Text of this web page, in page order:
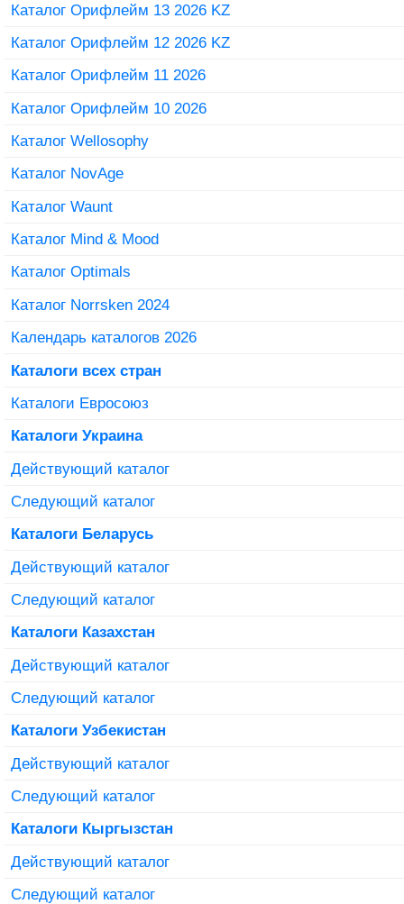
Каталог Орифлейм 13 2026 KZ
Каталог Орифлейм 12 2026 KZ
Каталог Орифлейм 11 2026
Каталог Орифлейм 10 2026
Каталог Wellosophy
Каталог NovAge
Каталог Waunt
Каталог Mind & Mood
Каталог Optimals
Каталог Norrsken 2024
Календарь каталогов 2026
Каталоги всех стран
Каталоги Евросоюз
Каталоги Украина
Действующий каталог
Следующий каталог
Каталоги Беларусь
Действующий каталог
Следующий каталог
Каталоги Казахстан
Действующий каталог
Следующий каталог
Каталоги Узбекистан
Действующий каталог
Следующий каталог
Каталоги Кыргызстан
Действующий каталог
Следующий каталог